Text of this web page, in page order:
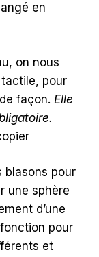
en
on nous
pour
façon. Elle
blasons pour
une sphère
d’une
pour
et